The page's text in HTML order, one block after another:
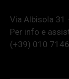
Via Albisola 31
Per info e
(+39) 010